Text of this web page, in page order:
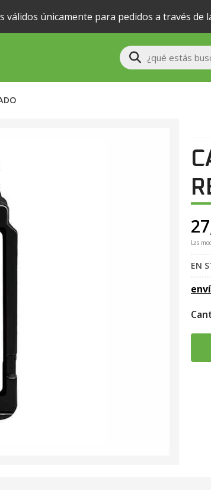
válidos únicamente para pedidos a través de
Buscar
Las
EN